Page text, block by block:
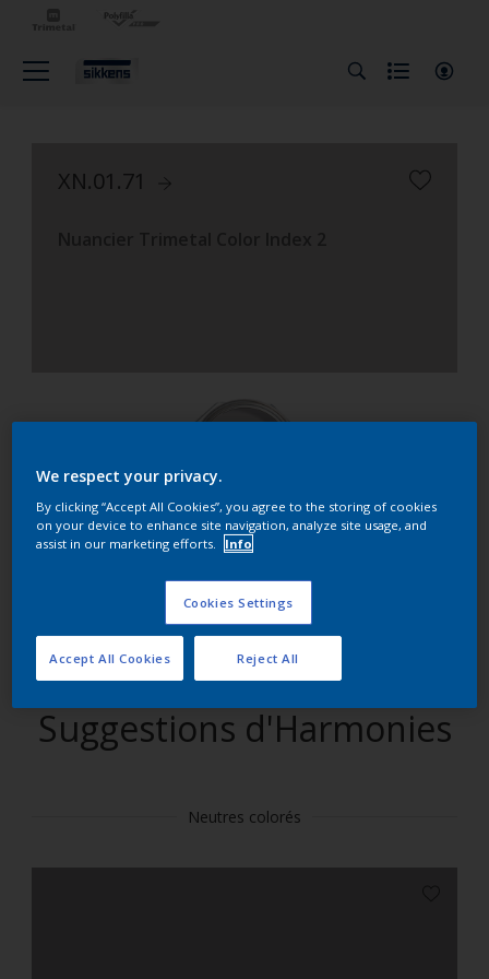
XN.01.71
Trouver des produits dans cette couleur
Allons-y
Suggestions d'Harmonies
Neutres colorés
We respect your privacy.
By clicking “Accept All Cookies”, you agree to the storing of cookies
on your device to enhance site navigation, analyze site usage, and
assist in our marketing efforts.
Info
Cookies Settings
Reject All
Accept All Cookies